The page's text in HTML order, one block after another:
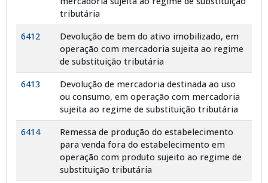
tributária
6412
Devolução de bem do ativo imobilizado, em
operação com mercadoria sujeita ao regime
de substituição tributária
6413
Devolução de mercadoria destinada ao uso
ou consumo, em operação com mercadoria
sujeita ao regime de substituição tributária
6414
Remessa de produção do estabelecimento
para venda fora do estabelecimento em
operação com produto sujeito ao regime de
substituição tributária